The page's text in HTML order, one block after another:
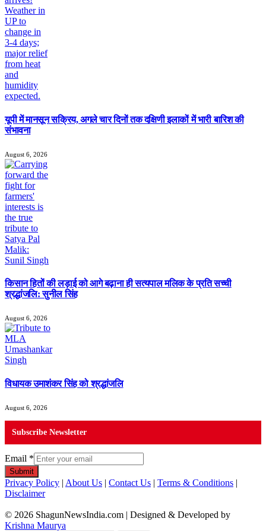
यूपी में मानसून सक्रिय, अगले चार दिनों तक दक्षिणी इलाकों में भारी बारिश की
संभावना
August 6, 2026
किसान हितों की लड़ाई को आगे बढ़ाना ही सत्यपाल मलिक के प्रति सच्ची
श्रद्धांजलि: सुनील सिंह
August 6, 2026
विधायक उमाशंकर सिंह को श्रद्धांजलि
August 6, 2026
Subscribe Newsletter
Email *
Submit
Privacy Policy | About Us | Contact Us | Terms & Conditions |
Disclaimer
© 2026 ShagunNewsIndia.com | Designed & Developed by
Krishna Maurya